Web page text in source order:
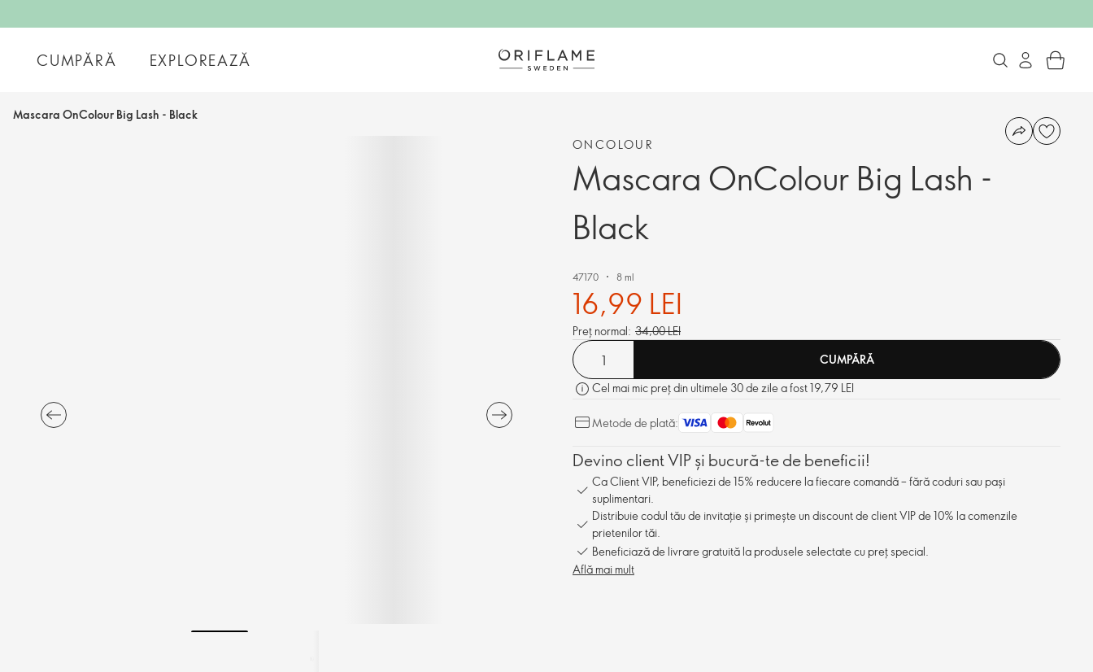
CUMPĂRĂ EXPLOREAZĂ
Mascara OnColour Big Lash - Black
ONCOLOUR
Mascara OnColour Big Lash -
Black
47170 8 ml
16,99 LEI
Preț normal: 34,00 LEI
CUMPĂRĂ
Cel mai mic preț din ultimele 30 de zile a fost 19,79 LEI
Metode de plată:
Devino client VIP și bucură-te de beneficii!
Ca Client VIP, beneficiezi de 15% reducere la fiecare comandă – fără coduri sau pași
suplimentari.
Distribuie codul tău de invitație și primește un discount de client VIP de 10% la comenzile
prietenilor tăi.
Beneficiază de livrare gratuită la produsele selectate cu preț special.
Află mai mult